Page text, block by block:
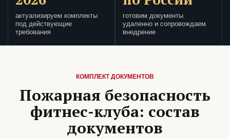
актуализируем комплекты
под действующие
требования
готовим документы
удаленно и сопровождаем
внедрение
КОМПЛЕКТ ДОКУМЕНТОВ
Пожарная безопасность
фитнес-клуба: состав
документов